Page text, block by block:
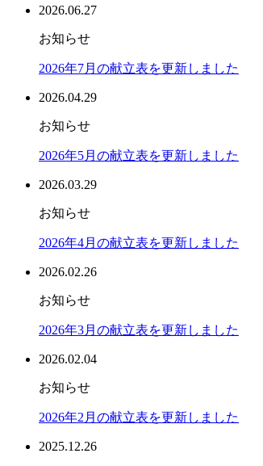
2026.06.27
お知らせ
2026年7月の献立表を更新しました
2026.04.29
お知らせ
2026年5月の献立表を更新しました
2026.03.29
お知らせ
2026年4月の献立表を更新しました
2026.02.26
お知らせ
2026年3月の献立表を更新しました
2026.02.04
お知らせ
2026年2月の献立表を更新しました
2025.12.26